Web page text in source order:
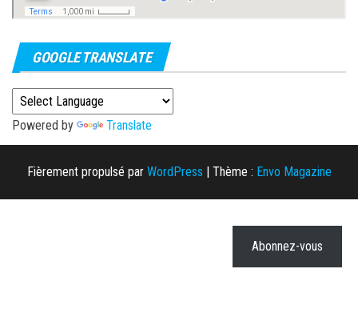
GOOGLE TRANSLATE
Powered by Translate
Fièrement propulsé par WordPress | Thème : Envo Magazine
Abonnez-vous